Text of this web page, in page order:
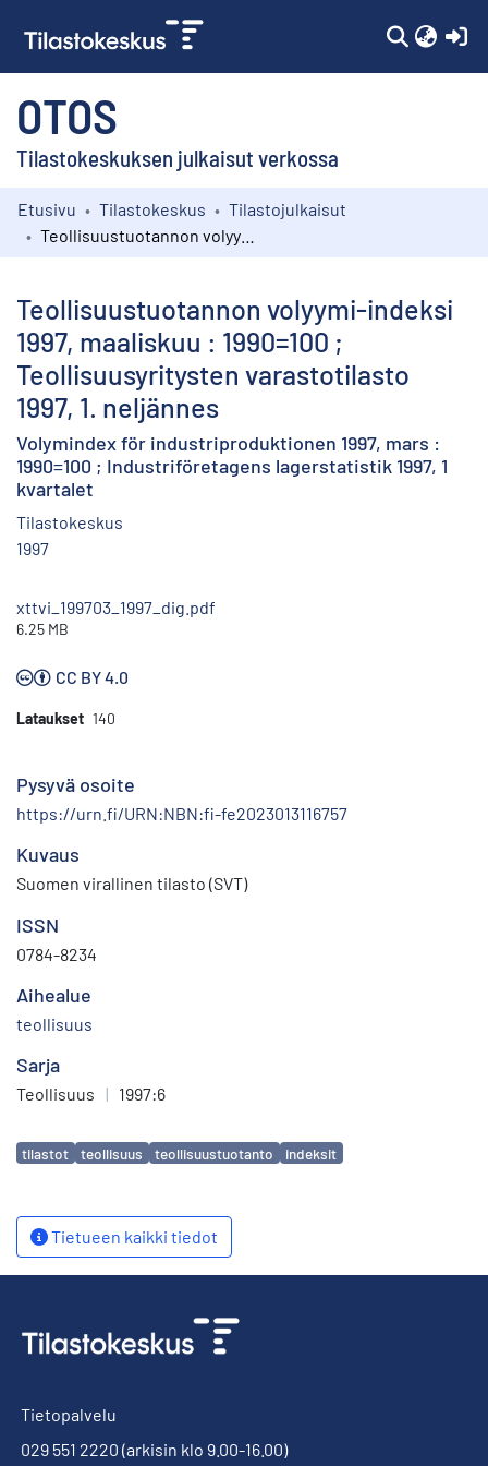
OTOS
Tilastokeskuksen julkaisut verkossa
Kokoelmat
Etusivu Tilastokeskus
Tilastojulkaisut
Teollisuustuotannon volyymi-indeksi
1997, maaliskuu : 1990=100 ;
Teollisuusyritysten varastotilasto
1997, 1. neljännes
Volymindex för industriproduktionen 1997, mars :
1990=100 ; Industriföretagens lagerstatistik 1997, 1
kvartalet
Tilastokeskus
1997
xttvi_199703_1997_dig.pdf
6.25 MB
CC BY 4.0
Lataukset 140
Pysyvä osoite
https://urn.fi/URN:NBN:fi-fe2023013116757
Kuvaus
Suomen virallinen tilasto (SVT)
ISSN
0784-8234
Aihealue
teollisuus
Sarja
Teollisuus | 1997:6
Avainsanat
tilastot teollisuus teollisuustuotanto indeksit
Tietueen kaikki tiedot
Tietopalvelu
029 551 2220 (arkisin klo 9.00-16.00)